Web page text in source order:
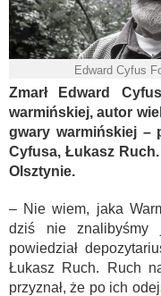
Edward Cyfus
Zmarł Edward
warmińskiej, autor
gwary warmińskiej –
Cyfusa, Łukasz Ruch.
Olsztynie.
– Nie wiem, jaka
dziś nie
powiedział
Łukasz Ruch. Ruch
przyznał, że po ich